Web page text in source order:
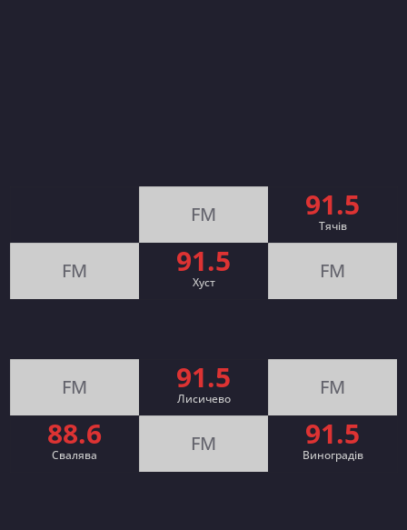
FM 91.5
Тячів
FM 91.5
Хуст FM
FM 91.5
Лисичево FM
88.6
Свалява FM 91.5
Виноградів